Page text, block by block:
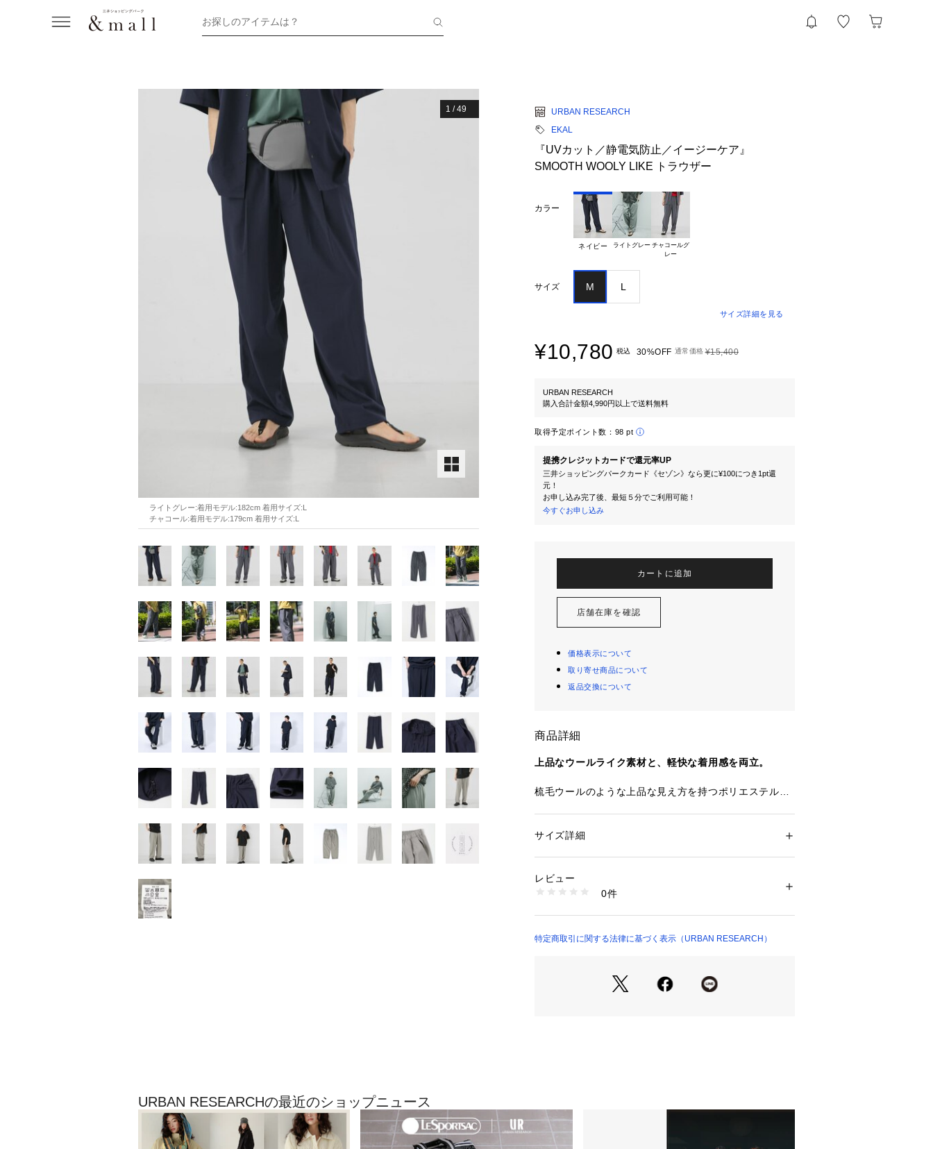
お探しのアイテムは？
1 /49
ライトグレー:着用モデル:182cm 着用サイズ:L
チャコール:着用モデル:179cm 着用サイズ:L
URBAN RESEARCH
EKAL
『UVカット／静電気防止／イージーケア』
SMOOTH WOOLY LIKE トラウザー
カラー
ネイビー ライトグレー チャコールグ
サイズ M L
サイズ詳細を見る
¥10,780 税込 30%OFF 通常価格 ¥15,400
URBAN RESEARCH
購入合計金額4,990円以上で送料無料
取得予定ポイント数： 98 pt
提携クレジットカードで還元率UP
三井ショッピングパークカード《セゾン》なら更に¥100につき1pt還
元！
お申し込み完了後、最短５分でご利用可能！
今すぐお申し込み
カートに追加
店舗在庫を確認
価格表示について
取り寄せ商品について
返品交換について
商品詳細
上品なウールライク素材と、軽快な着用感を両立。
梳毛ウールのような上品な見え方を持つポリエステル素
静電気防止・シワになりにくいイージーケア性を兼ね備
腰まわりにはワンタックを入れることで程よいゆとりを
持たせ、リラックス感のある履き心地を実現。
染みます。
落とし込んだ一本。
・軽量・UVカット・静電気防止・イージーケア機能を搭
載。
・シワになりにくく扱いやすい素材感。
性別：メンズ
洗濯：-
※詳しい洗濯方法については、商品の品質表示タグをご覧くださ
商品番号：1650000138128 （モール）
サイズ詳細
レビュー
0件
特定商取引に関する法律に基づく表示（URBAN RESEARCH）
URBAN RESEARCHの最近のショップニュース